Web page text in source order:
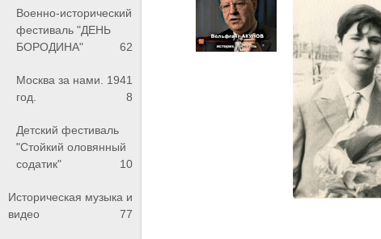
Военно-исторический
фестиваль "ДЕНЬ
БОРОДИНА"
62
Москва за нами. 1941
год.
8
Детский фестиваль
"Стойкий оловянный
содатик"
10
Историческая музыка и
видео
77